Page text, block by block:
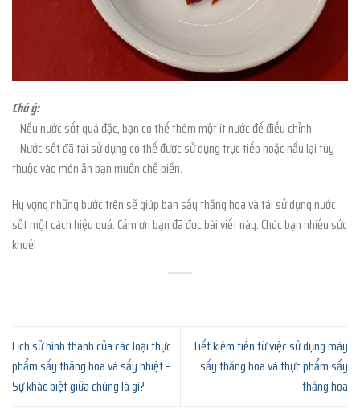
Chú ý:
– Nếu nước sốt quá đặc, bạn có thể thêm một ít nước để điều chỉnh.
– Nước sốt đã tái sử dụng có thể được sử dụng trực tiếp hoặc nấu lại tùy
thuộc vào món ăn bạn muốn chế biến.
Hy vọng những bước trên sẽ giúp bạn sấy thăng hoa và tái sử dụng nước
sốt một cách hiệu quả. Cảm ơn bạn đã đọc bài viết này. Chúc bạn nhiều sức
khoẻ!
Lịch sử hình thành của các loại thực
phẩm sấy thăng hoa và sấy nhiệt –
Sự khác biệt giữa chúng là gì?
Tiết kiệm tiền từ việc sử dụng máy
sấy thăng hoa và thực phẩm sấy
thăng hoa